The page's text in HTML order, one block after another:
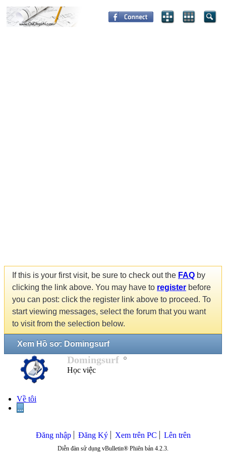
If this is your first visit, be sure to check out the FAQ by
clicking the link above. You may have to register before
you can post: click the register link above to proceed. To
start viewing messages, select the forum that you want
to visit from the selection below.
Xem Hồ sơ: Domingsurf
Domingsurf
Học việc
Về tôi
...
Đăng nhập Đăng Ký Xem trên PC Lên trên
Diễn đàn sử dụng vBulletin® Phiên bản 4.2.3.